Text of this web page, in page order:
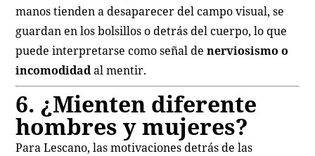
manos tienden a desaparecer del campo visual, se
guardan en los bolsillos o detrás del cuerpo, lo que
puede interpretarse como señal denerviosismo o
incomodidadal mentir.
6. ¿Mienten diferente
hombres y mujeres?
Para Lescano, las motivaciones detrás de las